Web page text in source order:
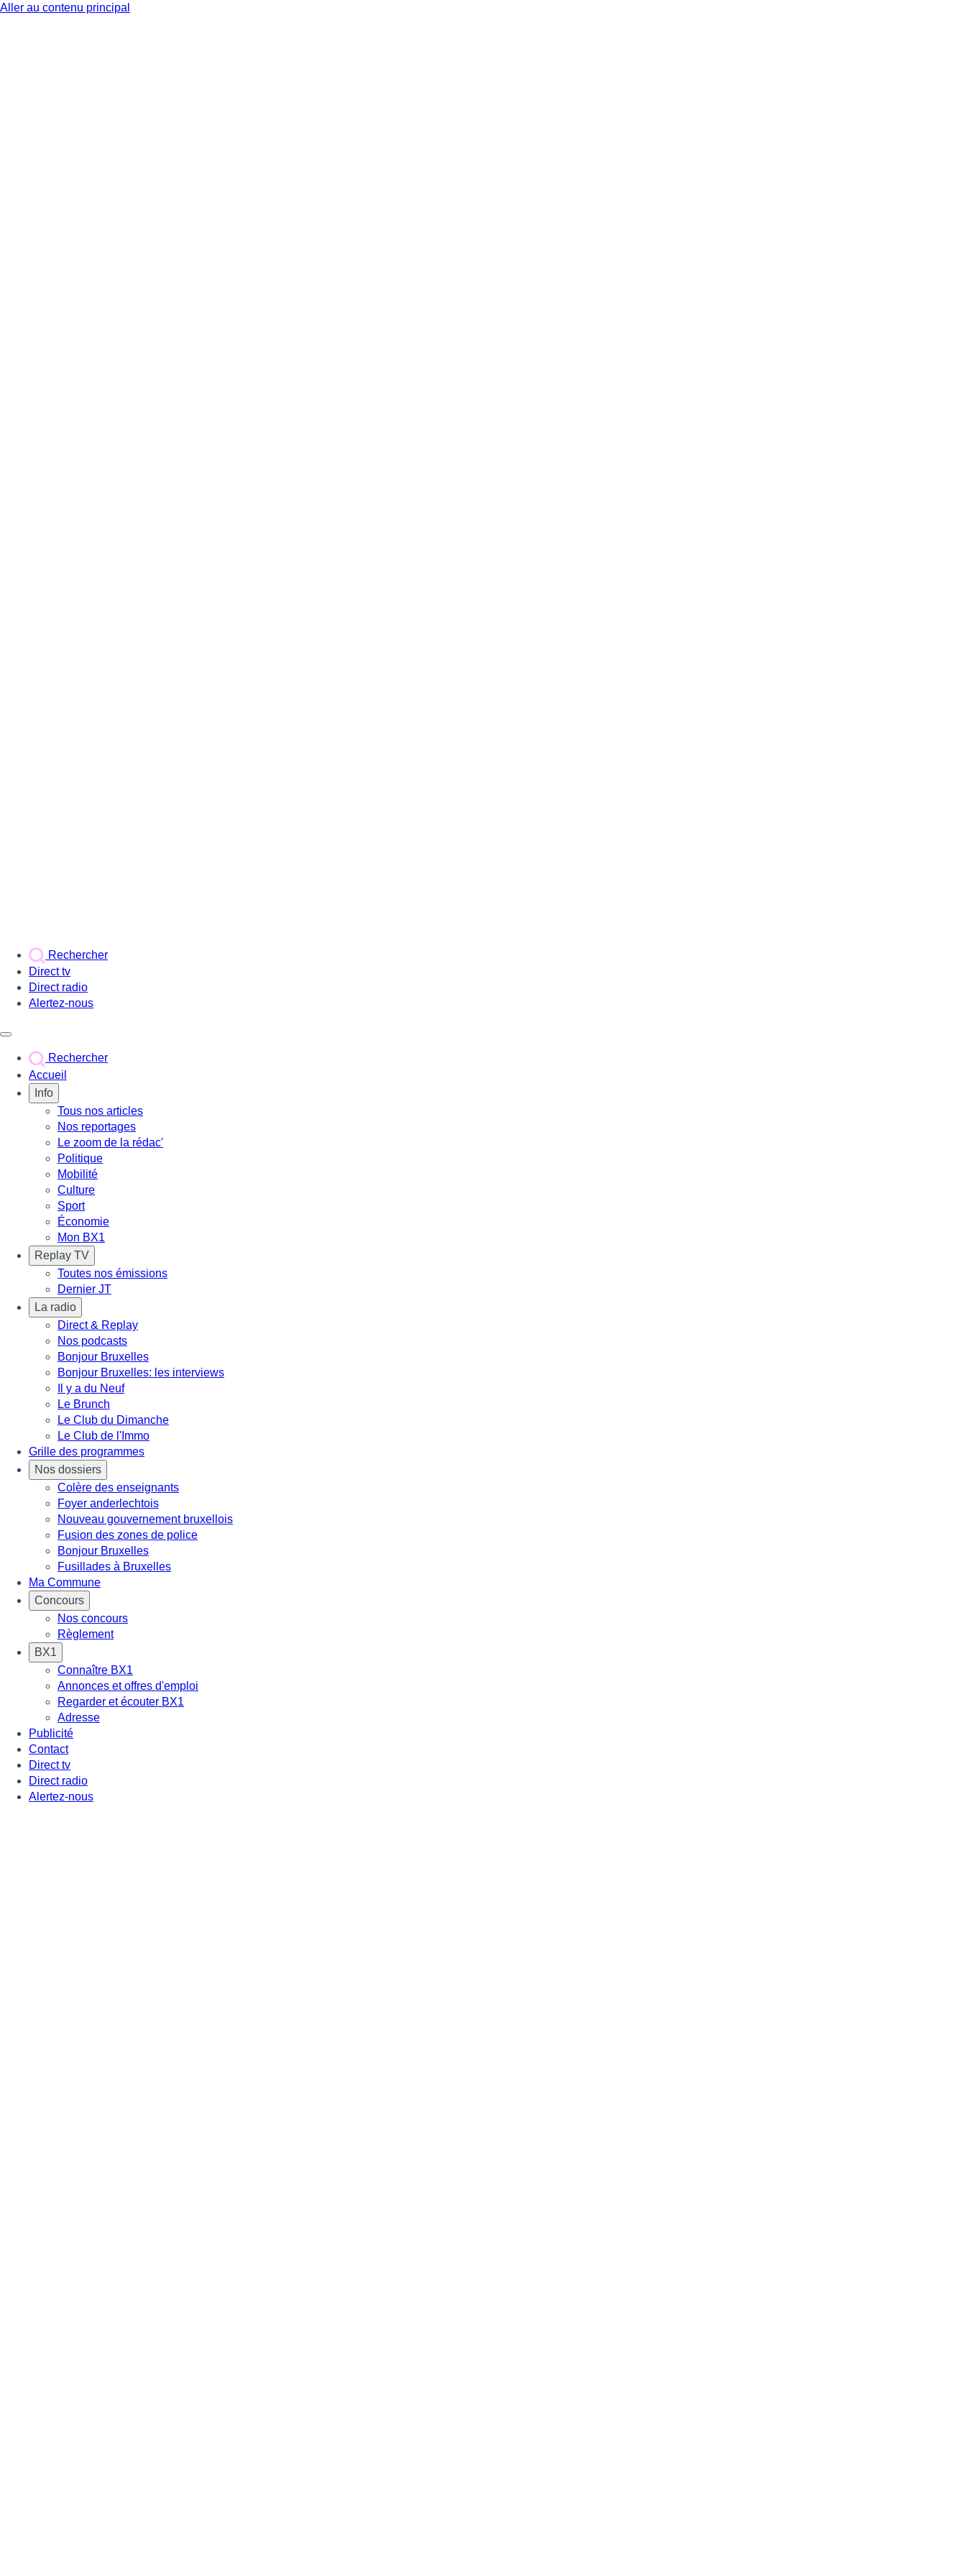
Aller au contenu principal
Rechercher
Direct tv
Direct radio
Alertez-nous
Rechercher
Accueil
Info
Tous nos articles
Nos reportages
Le zoom de la rédac'
Politique
Mobilité
Culture
Sport
Économie
Mon BX1
Replay TV
Toutes nos émissions
Dernier JT
La radio
Direct & Replay
Nos podcasts
Bonjour Bruxelles
Bonjour Bruxelles: les interviews
Il y a du Neuf
Le Brunch
Le Club du Dimanche
Le Club de l'Immo
Grille des programmes
Nos dossiers
Colère des enseignants
Foyer anderlechtois
Nouveau gouvernement bruxellois
Fusion des zones de police
Bonjour Bruxelles
Fusillades à Bruxelles
Ma Commune
Concours
Nos concours
Règlement
BX1
Connaître BX1
Annonces et offres d'emploi
Regarder et écouter BX1
Adresse
Publicité
Contact
Direct tv
Direct radio
Alertez-nous